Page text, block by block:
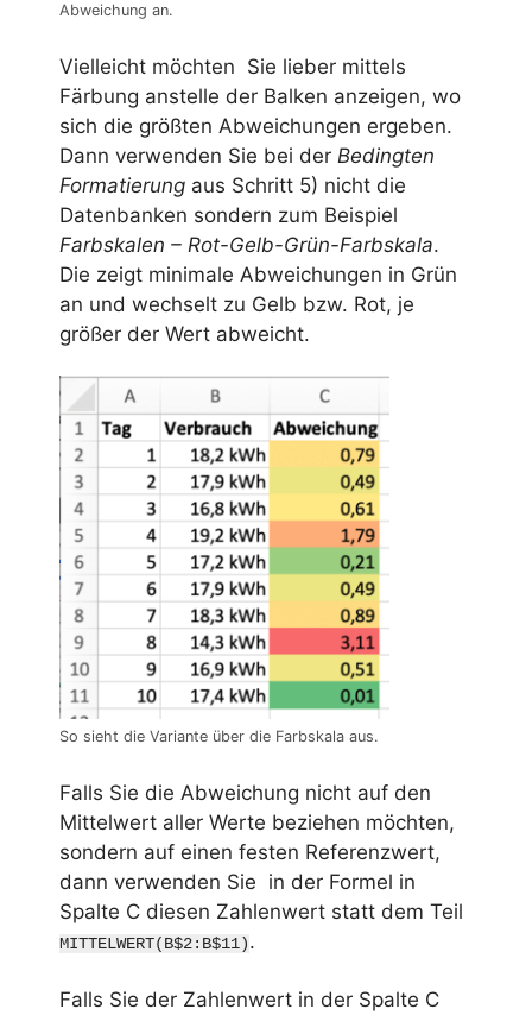
Abweichung an.
Vielleicht möchten Sie lieber mittels
Färbung anstelle der Balken anzeigen, wo
sich die größten Abweichungen ergeben.
Dann verwenden Sie bei der Bedingten
Formatierung aus Schritt 5) nicht die
Datenbanken sondern zum Beispiel
Farbskalen – Rot-Gelb-Grün-Farbskala.
Die zeigt minimale Abweichungen in Grün
an und wechselt zu Gelb bzw. Rot, je
größer der Wert abweicht.
So sieht die Variante über die Farbskala aus.
Falls Sie die Abweichung nicht auf den
Mittelwert aller Werte beziehen möchten,
sondern auf einen festen Referenzwert,
dann verwenden Sie in der Formel in
Spalte C diesen Zahlenwert statt dem Teil
MITTELWERT(B$2:B$11).
Falls Sie der Zahlenwert in der Spalte C